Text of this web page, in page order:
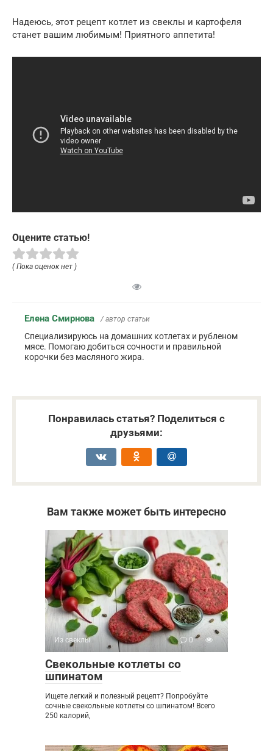
Надеюсь, этот рецепт котлет из свеклы и картофеля
станет вашим любимым! Приятного аппетита!
Оцените статью!
( Пока оценок нет )
Елена Смирнова / автор статьи
Специализируюсь на домашних котлетах и рубленом
мясе. Помогаю добиться сочности и правильной
корочки без масляного жира.
Понравилась статья? Поделиться с
друзьями:
Вам также может быть интересно
Из свеклы 0
Свекольные котлеты со
шпинатом
Ищете легкий и полезный рецепт? Попробуйте
сочные свекольные котлеты со шпинатом! Всего
250 калорий,